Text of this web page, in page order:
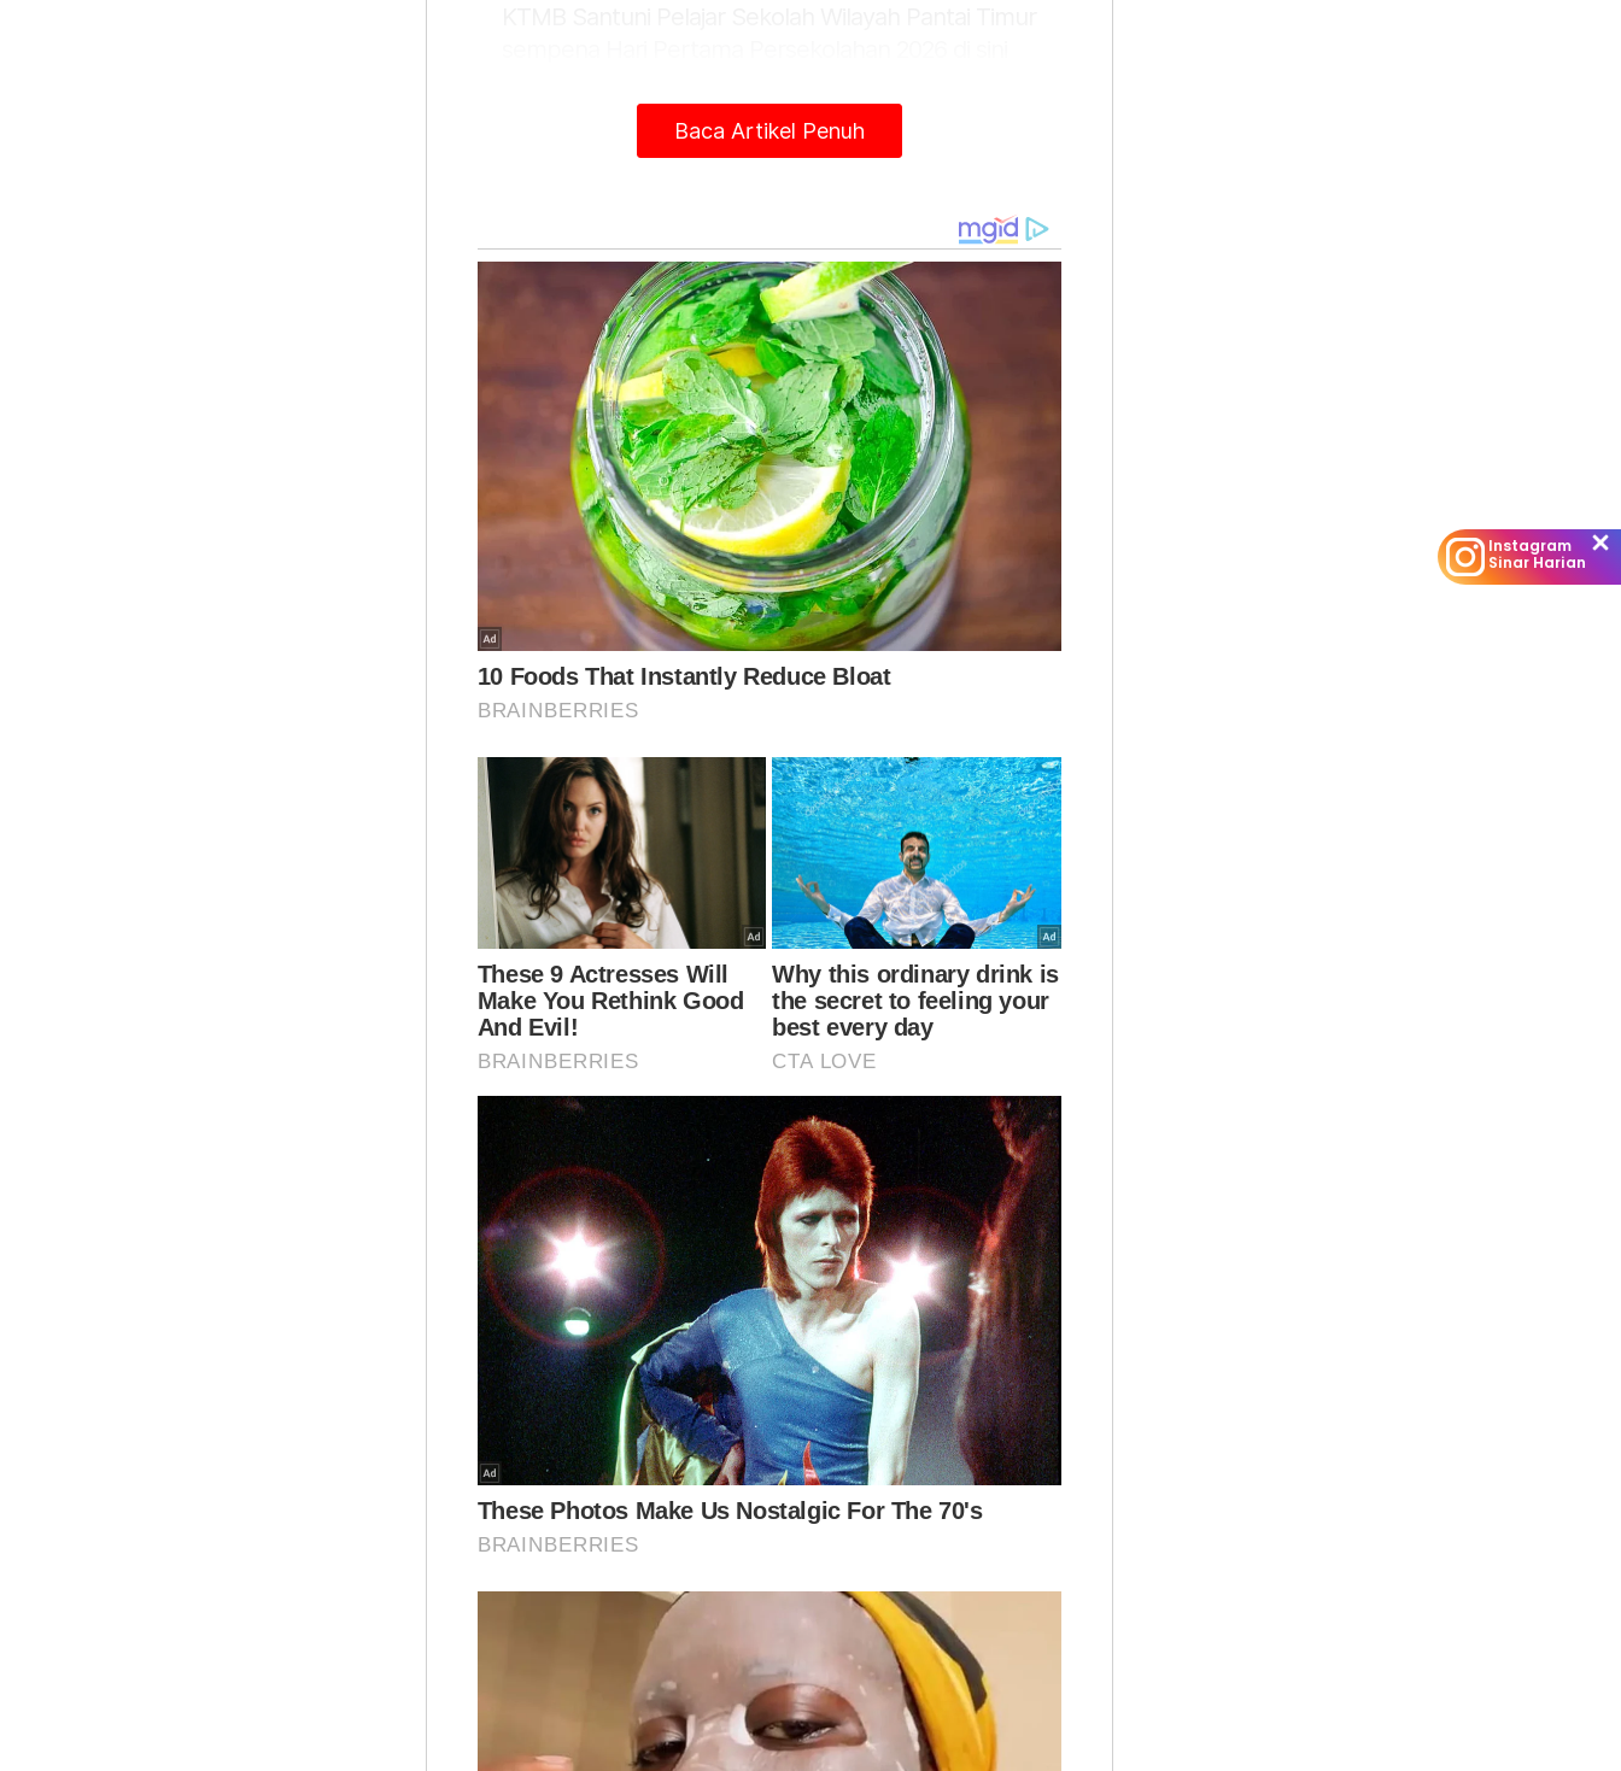
Hadir sama, Pemangku Pengurus Besar
Perkhidmatan ETS dan Antarabandar KTMB, Mohd
Tambahnya, KTMB telah melaksanakan pelbagai
langkah termasuk kempen kesedaran
keselamatan, sesi libat urus bersama penternak
dan ketua kampung.
Katanya, selain itu pengedaran risalah di surau dan
masjid juga turut dilakukan bagi mengingatkan
pemilik ternakan agar lebih bertanggungjawab.
“Kerjasama semua pihak amat penting bagi
mengelakkan kerugian berterusan serta
memastikan keselamatan operasi kereta api dan
pengguna sentiasa terjamin,” katanya.
Artikel Berkaitan:
Janji untung tiga jam, suri rumah rugi hampir
RM100,000
Polis Pahang tumpaskan sindiket 'Fly By Night', rampas
barangan lebih RM100,000
Penunggang basikal maut terjatuh ke landasan kereta
api
Ringkasan AI
Keretapi Tanah Melayu Berhad (KTMB)
menghadapi masalah haiwan ternakan
berkeliaran di landasan kereta api hampir
setiap minggu
Insiden ini menyebabkan kerugian lebih
RM100,000 setiap tahun kepada KTMB
Pelanggaran haiwan ternakan ini kerap
berlaku di sepanjang landasan dari Gemas,
KTMB dan penternak sama-sama
menanggung kerugian akibat insiden ini
KTMB telah melaksanakan kempen
kesedaran dan kerjasama dengan komuniti
lokal untuk mengurangkan insiden ini
Baca Artikel Penuh
Instagram
Sinar Harian